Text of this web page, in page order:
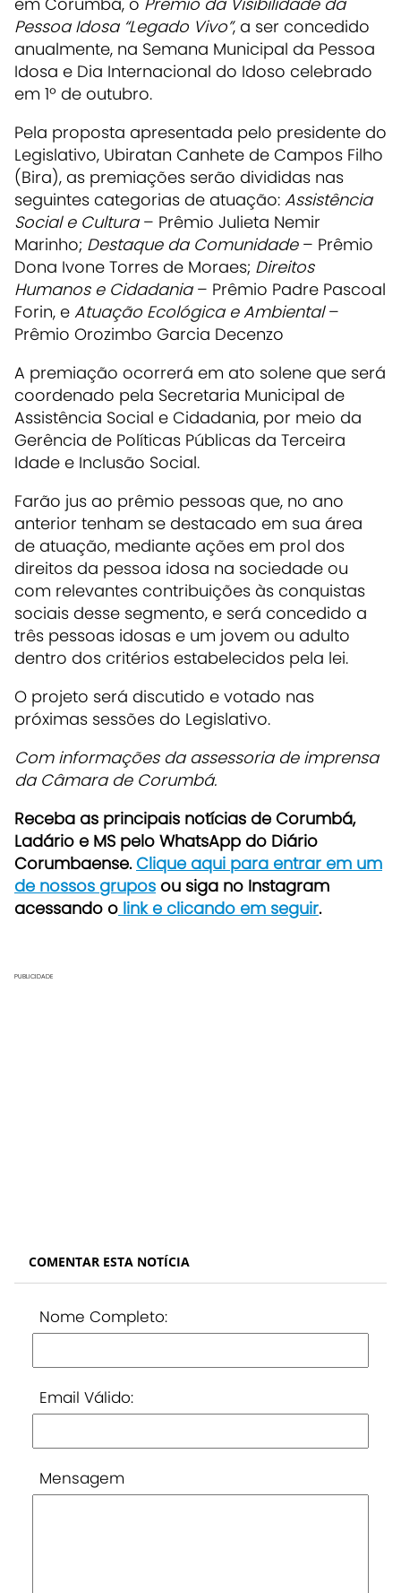
Pessoa Idosa “Legado Vivo”, a ser concedido
anualmente, na Semana Municipal da Pessoa
Idosa e Dia Internacional do Idoso celebrado
em 1º de outubro.
Pela proposta apresentada pelo presidente do
Legislativo, Ubiratan Canhete de Campos Filho
(Bira), as premiações serão divididas nas
seguintes categorias de atuação: Assistência
Social e Cultura– Prêmio Julieta Nemir
Marinho; Destaque da Comunidade– Prêmio
Dona Ivone Torres de Moraes; Direitos
Humanos e Cidadania– Prêmio Padre Pascoal
Forin, e Atuação Ecológica e Ambiental–
Prêmio Orozimbo Garcia Decenzo
A premiação ocorrerá em ato solene que será
coordenado pela Secretaria Municipal de
Assistência Social e Cidadania, por meio da
Gerência de Políticas Públicas da Terceira
Idade e Inclusão Social.
Farão jus ao prêmio pessoas que, no ano
anterior tenham se destacado em sua área
de atuação, mediante ações em prol dos
direitos da pessoa idosa na sociedade ou
com relevantes contribuições às conquistas
sociais desse segmento, e será concedido a
três pessoas idosas e um jovem ou adulto
dentro dos critérios estabelecidos pela lei.
O projeto será discutido e votado nas
próximas sessões do Legislativo.
Com informações da assessoria de imprensa
da Câmara de Corumbá.
Receba as principais notícias de Corumbá,
Ladário e MS pelo WhatsApp do Diário
Corumbaense.Clique aqui para entrar em um
de nossos grupos ou siga no Instagram
acessando o link e clicando em seguir.
PUBLICIDADE
COMENTAR ESTA NOTÍCIA
Nome Completo:
Email Válido:
Mensagem